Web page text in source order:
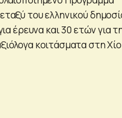
του ελληνικού
έρευνα και 30 ετών για
κοιτάσματα στη Χίο